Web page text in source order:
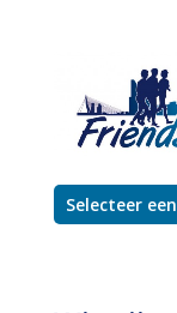
Selecteer